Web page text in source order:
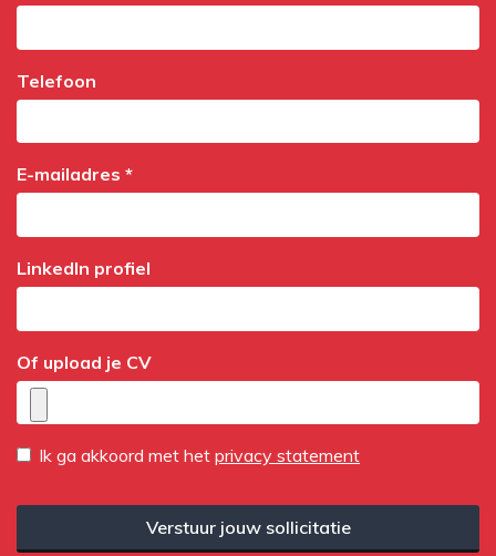
Telefoon
E-mailadres *
LinkedIn profiel
Of upload je CV
Ik ga akkoord met het privacy statement
Verstuur jouw sollicitatie